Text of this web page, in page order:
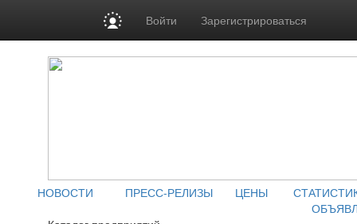
Войти Зарегистрироваться
НОВОСТИ ПРЕСС-РЕЛИЗЫ ЦЕНЫ